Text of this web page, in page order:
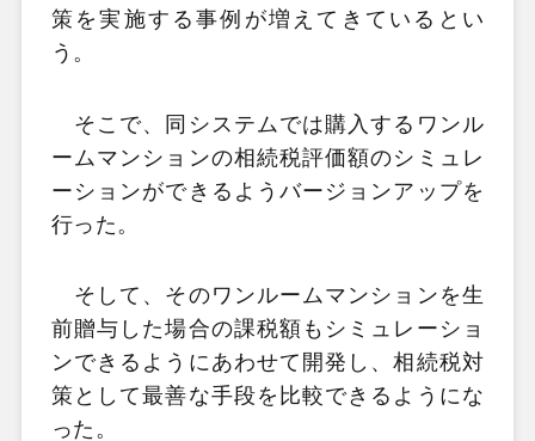
策を実施する事例が増えてきているとい
う。
そこで、同システムでは購入するワンル
ームマンションの相続税評価額のシミュレ
ーションができるようバージョンアップを
行った。
そして、そのワンルームマンションを生
前贈与した場合の課税額もシミュレーショ
ンできるようにあわせて開発し、相続税対
策として最善な手段を比較できるようにな
った。